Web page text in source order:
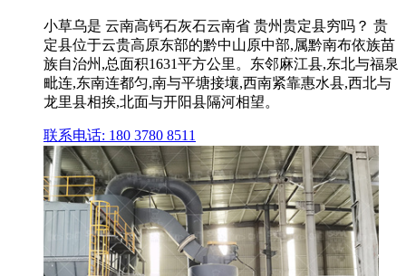
小草乌是 云南高钙石灰石云南省 贵州贵定县穷吗？ 贵
定县位于云贵高原东部的黔中山原中部,属黔南布依族苗
族自治州,总面积1631平方公里。东邻麻江县,东北与福泉
毗连,东南连都匀,南与平塘接壤,西南紧靠惠水县,西北与
龙里县相挨,北面与开阳县隔河相望。
联系电话: 180 3780 8511